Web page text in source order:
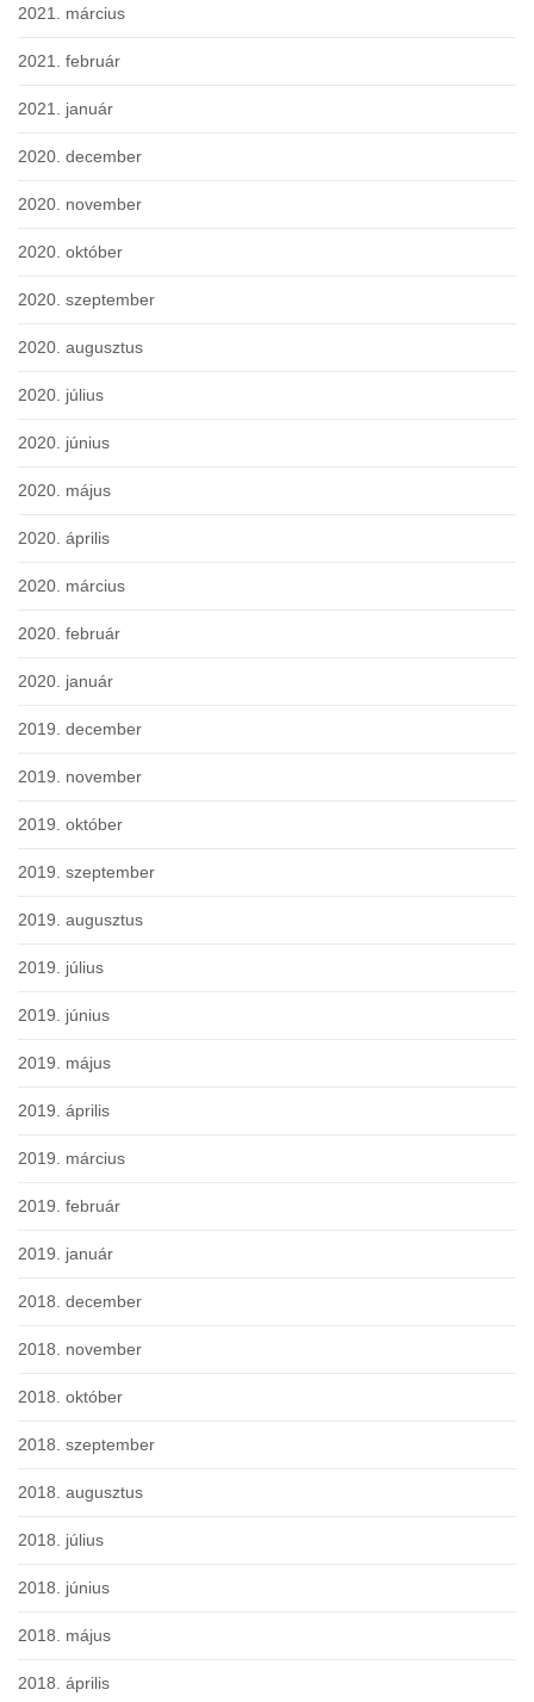
2021. március
2021. február
2021. január
2020. december
2020. november
2020. október
2020. szeptember
2020. augusztus
2020. július
2020. június
2020. május
2020. április
2020. március
2020. február
2020. január
2019. december
2019. november
2019. október
2019. szeptember
2019. augusztus
2019. július
2019. június
2019. május
2019. április
2019. március
2019. február
2019. január
2018. december
2018. november
2018. október
2018. szeptember
2018. augusztus
2018. július
2018. június
2018. május
2018. április